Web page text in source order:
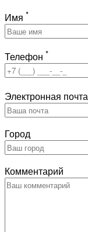
Имя *
Телефон *
Электронная почта
Город
Комментарий